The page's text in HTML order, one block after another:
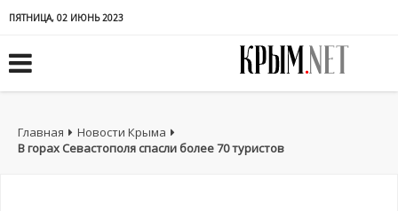
ПЯТНИЦА, 02 ИЮНЬ 2023
Главная
Новости Крыма
В горах Севастополя спасли более 70 туристов